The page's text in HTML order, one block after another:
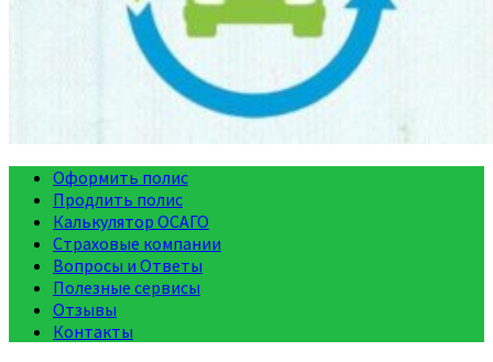
Оформить полис
Продлить полис
Калькулятор ОСАГО
Страховые компании
Вопросы и Ответы
Полезные сервисы
Отзывы
Контакты